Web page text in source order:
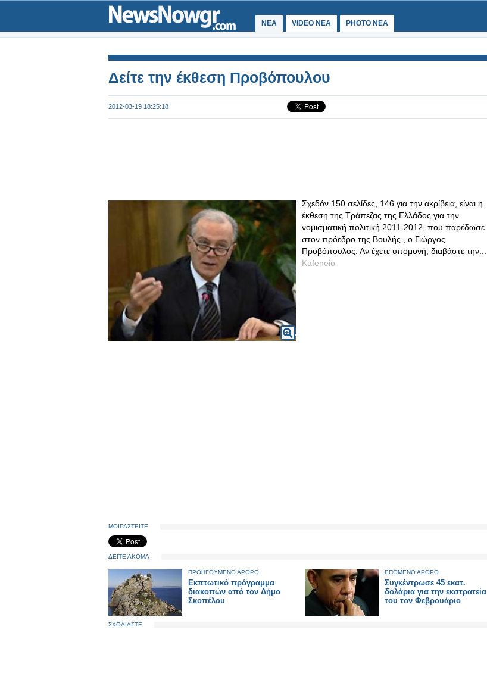
ΝΕΑ VIDEO NEA PHOTO NEA
Δείτε την έκθεση Προβόπουλου
2012-03-19 18:25:18
Σχεδόν 150 σελίδες, 146 για την ακρίβεια, είναι η
έκθεση της Τράπεζας της Ελλάδος για την
νομισματική πολιτική 2011-2012, που παρέδωσε
στον πρόεδρο της Βουλής , ο Γιώργος
Προβόπουλος. Αν έχετε υπομονή, διαβάστε την...
Kafeneio
ΜΟΙΡΑΣΤΕΙΤΕ
ΔΕΙΤΕ ΑΚΟΜΑ
ΠΡΟΗΓΟΥΜΕΝΟ ΑΡΘΡΟ
Εκπτωτικό πρόγραμμα
διακοπών από τον Δήμο
Σκοπέλου
ΕΠΟΜΕΝΟ ΑΡΘΡΟ
Συγκέντρωσε 45 εκατ.
δολάρια για την εκστρατεία
του τον Φεβρουάριο
ΣΧΟΛΙΑΣΤΕ